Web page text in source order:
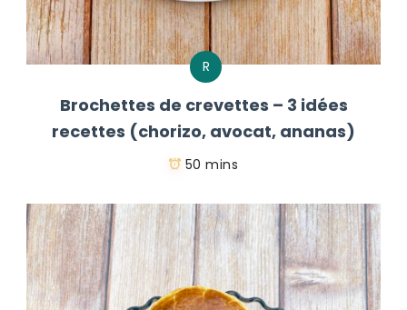
R
Brochettes de crevettes – 3 idées
recettes (chorizo, avocat, ananas)
50 mins